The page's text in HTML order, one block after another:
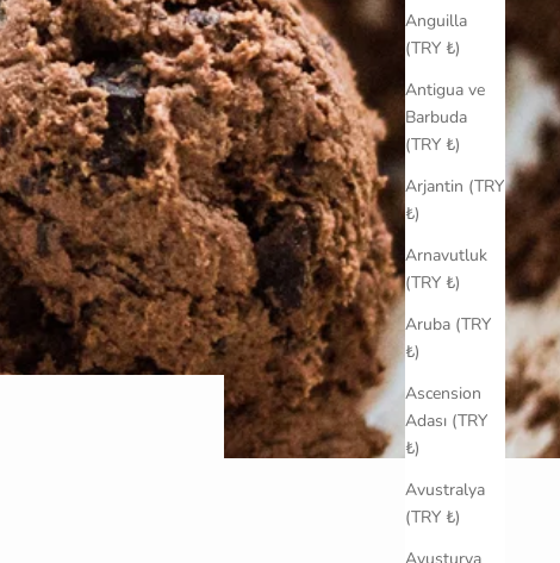
Anguilla
(TRY ₺)
Antigua ve
Barbuda
(TRY ₺)
Arjantin (TRY
₺)
Arnavutluk
(TRY ₺)
Aruba (TRY
₺)
Ascension
Adası (TRY
₺)
Avustralya
(TRY ₺)